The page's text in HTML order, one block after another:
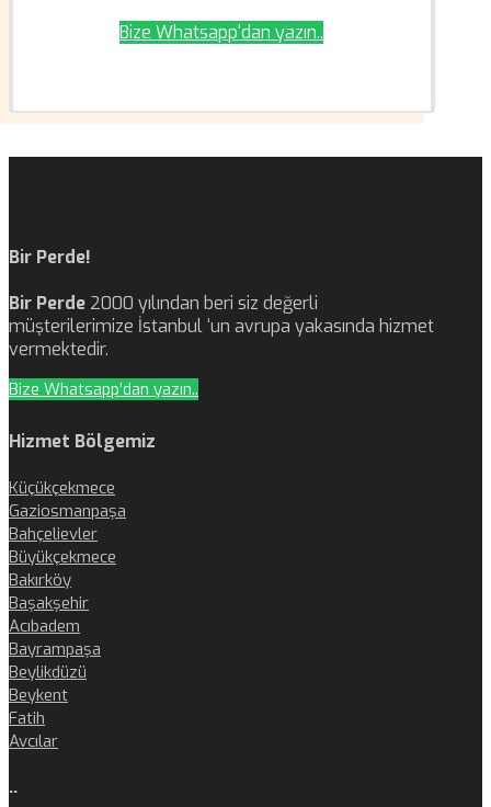
Bize Whatsapp'dan yazın..
Bir Perde!
Bir Perde 2000 yılından beri siz değerli
müşterilerimize İstanbul ‘un avrupa yakasında hizmet
vermektedir.
Bize Whatsapp'dan yazın..
Hizmet Bölgemiz
Küçükçekmece
Gaziosmanpaşa
Bahçelievler
Büyükçekmece
Bakırköy
Başakşehir
Acıbadem
Bayrampaşa
Beylikdüzü
Beykent
Fatih
Avcılar
..